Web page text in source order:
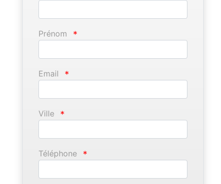
Prénom *
Email *
Ville *
Téléphone *